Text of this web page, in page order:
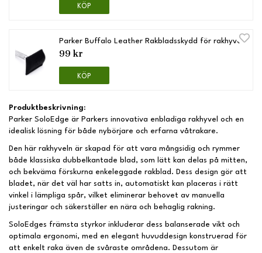
KÖP
Parker Buffalo Leather Rakbladsskydd för rakhyvel
99 kr
KÖP
Produktbeskrivning:
Parker SoloEdge är Parkers innovativa enbladiga rakhyvel och en
idealisk lösning för både nybörjare och erfarna våtrakare.
Den här rakhyveln är skapad för att vara mångsidig och rymmer
både klassiska dubbelkantade blad, som lätt kan delas på mitten,
och bekväma förskurna enkeleggade rakblad. Dess design gör att
bladet, när det väl har satts in, automatiskt kan placeras i rätt
vinkel i lämpliga spår, vilket eliminerar behovet av manuella
justeringar och säkerställer en nära och behaglig rakning.
SoloEdges främsta styrkor inkluderar dess balanserade vikt och
optimala ergonomi, med en elegant huvuddesign konstruerad för
att enkelt raka även de svåraste områdena. Dessutom är